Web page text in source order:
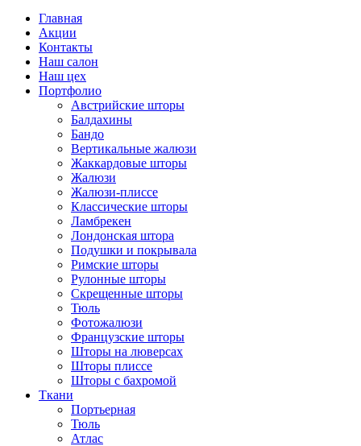
Главная
Акции
Контакты
Наш салон
Наш цех
Портфолио
Австрийские шторы
Балдахины
Бандо
Вертикальные жалюзи
Жаккардовые шторы
Жалюзи
Жалюзи-плиссе
Классические шторы
Ламбрекен
Лондонская штора
Подушки и покрывала
Римские шторы
Рулонные шторы
Скрещенные шторы
Тюль
Фотожалюзи
Французские шторы
Шторы на люверсах
Шторы плиссе
Шторы с бахромой
Ткани
Портьерная
Тюль
Атлас